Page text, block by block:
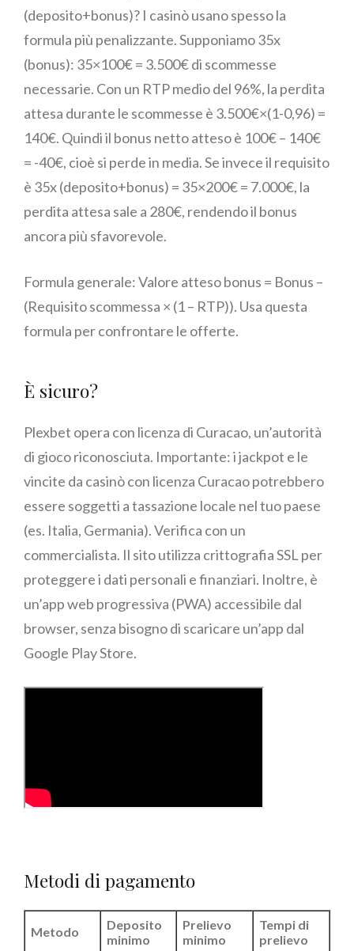
(deposito+bonus)? I casinò usano spesso la
formula più penalizzante. Supponiamo 35x
(bonus): 35×100€ = 3.500€ di scommesse
necessarie. Con un RTP medio del 96%, la perdita
attesa durante le scommesse è 3.500€×(1-0,96) =
140€. Quindi il bonus netto atteso è 100€ – 140€
= -40€, cioè si perde in media. Se invece il requisito
è 35x (deposito+bonus) = 35×200€ = 7.000€, la
perdita attesa sale a 280€, rendendo il bonus
ancora più sfavorevole.
Formula generale: Valore atteso bonus = Bonus –
(Requisito scommessa × (1 – RTP)). Usa questa
formula per confrontare le offerte.
È sicuro?
Plexbet opera con licenza di Curacao, un’autorità
di gioco riconosciuta. Importante: i jackpot e le
vincite da casinò con licenza Curacao potrebbero
essere soggetti a tassazione locale nel tuo paese
(es. Italia, Germania). Verifica con un
commercialista. Il sito utilizza crittografia SSL per
proteggere i dati personali e finanziari. Inoltre, è
un’app web progressiva (PWA) accessibile dal
browser, senza bisogno di scaricare un’app dal
Google Play Store.
Metodi di pagamento
Metodo
Deposito
minimo
Prelievo
minimo
Tempi di
prelievo